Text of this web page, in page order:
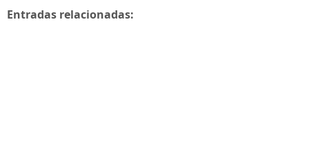
Entradas relacionadas: